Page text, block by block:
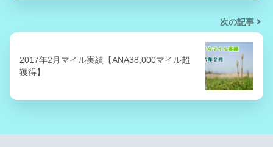
次の記事
2017年2月マイル実績【ANA38,000マイル超
獲得】